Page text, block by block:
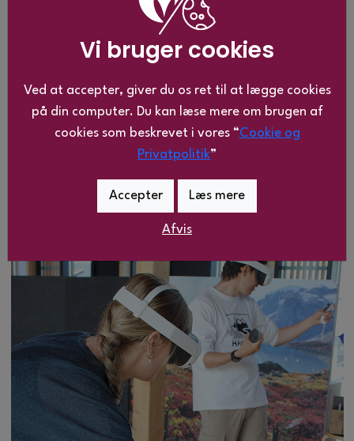
Vi bruger cookies
Ved at accepter, giver du os ret til at lægge cookies
på din computer. Du kan læse mere om brugen af
cookies som beskrevet i vores “Cookie og
Privatpolitik”
Accepter Læs mere
Afvis